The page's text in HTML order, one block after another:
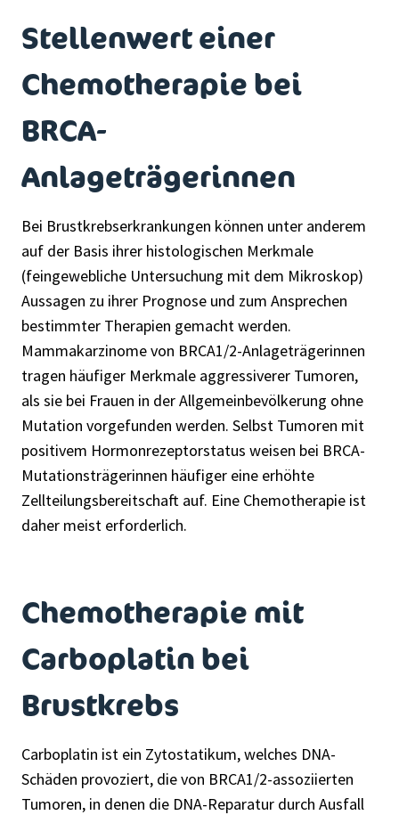
Stellenwert einer
Chemotherapie bei
BRCA-
Anlageträgerinnen
Bei Brustkrebserkrankungen können unter anderem
auf der Basis ihrer histologischen Merkmale
(feingewebliche Untersuchung mit dem Mikroskop)
Aussagen zu ihrer Prognose und zum Ansprechen
bestimmter Therapien gemacht werden.
Mammakarzinome von BRCA1/2-Anlageträgerinnen
tragen häufiger Merkmale aggressiverer Tumoren,
als sie bei Frauen in der Allgemeinbevölkerung ohne
Mutation vorgefunden werden. Selbst Tumoren mit
positivem Hormonrezeptorstatus weisen bei BRCA-
Mutationsträgerinnen häufiger eine erhöhte
Zellteilungsbereitschaft auf. Eine Chemotherapie ist
daher meist erforderlich.
Chemotherapie mit
Carboplatin bei
Brustkrebs
Carboplatin ist ein Zytostatikum, welches DNA-
Schäden provoziert, die von BRCA1/2-assoziierten
Tumoren, in denen die DNA-Reparatur durch Ausfall